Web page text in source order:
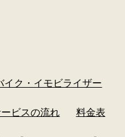
イク・イモビライザー
ビスの流れ 料金表